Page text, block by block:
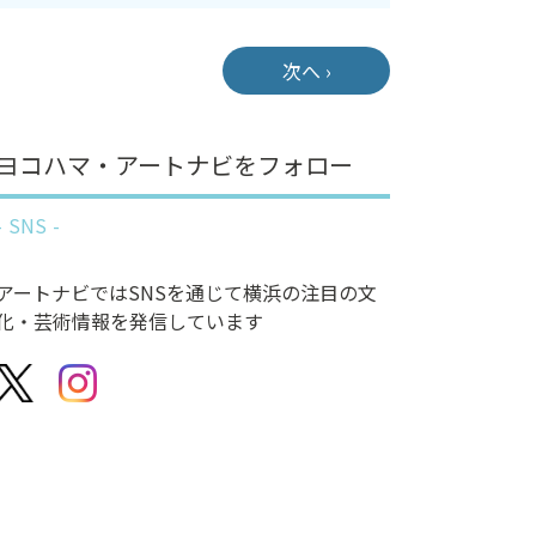
次へ ›
コハマ・アートナビをフォロー
SNS
ートナビではSNSを通じて横浜の注目の文
・芸術情報を発信しています